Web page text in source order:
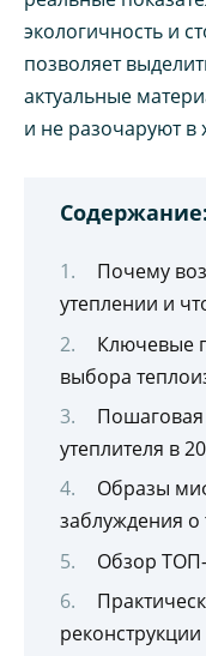
экологичность и
позволяет
актуальные
и не разочаруют в
Содержание:
Почему
утеплении и
Ключевые
выбора
утеплителя в
Образы
заблуждения
Обзор ТОП-
реконструкции